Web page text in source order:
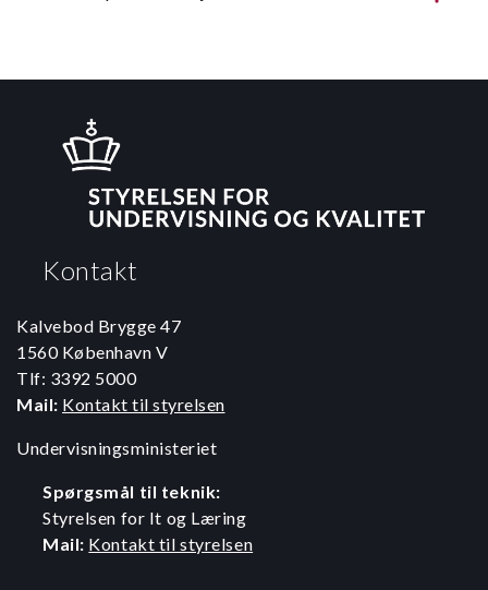
lystlæsningstiltaget. Det er mere udfordrende at
fordybe sig i læsning af længere sammenhængende
en stærk læser.
igangsætte og afslutte lystlæsningen på en tydelig
indbefatte en afsluttende social aktivitet i form af
fem minutters samtale om bog eller læseoplevelse.
Opmærksomhedspunkterne bygger på lignende
Kontakt
Kalvebod Brygge 47
1560 København V
Tlf: 3392 5000
Mail: Kontakt til styrelsen
Undervisningsministeriet
Spørgsmål til teknik:
Styrelsen for It og Læring
Mail: Kontakt til styrelsen